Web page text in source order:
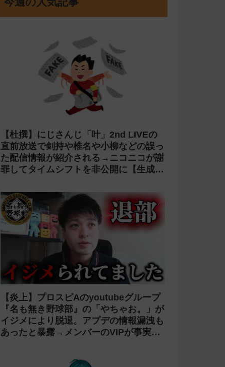
【杜撰】にじさんじ「叶」2nd LIVEの
直前放送で剣持や椎名や小柳などの誤っ
た配信情報が紹介される→ニコニコが謝
罪してタイムシフトを非公開に【生成
【炎上】プロスピAのyoutubeグループ
『名も無き野球部』の「やちゃお。」が
イジメにより脱退。アプデの情報漏洩も
あったと暴露→メンバーのVIPが事実無